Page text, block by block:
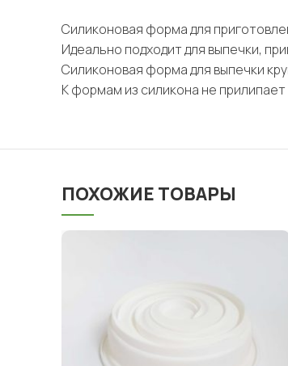
Силиконовая форма для
Идеально подходит для выпечки,
Силиконовая форма для выпечки
К формам из силикона не
ПОХОЖИЕ ТОВАРЫ